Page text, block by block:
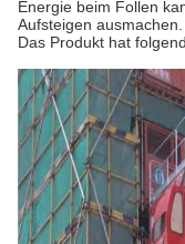
Energie beim Follen
Aufsteigen ausmachen.
Das Produkt hat